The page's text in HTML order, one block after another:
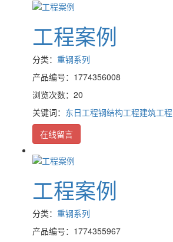
工程案例
分类： 重钢系列
产品编号：1774356008
浏览次数：20
关键词： 东日工程钢结构工程建筑工程
在线留言
工程案例
分类： 重钢系列
产品编号：1774355967